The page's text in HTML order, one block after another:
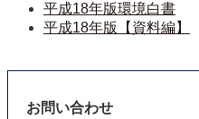
平成18年版環境白書
平成18年版【資料編】
お問い合わせ